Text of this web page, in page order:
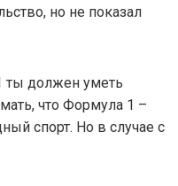
но не показал
ты должен уметь
что Формула 1 –
спорт. Но в случае с